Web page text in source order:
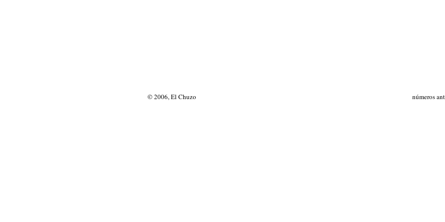
© 2006, El Chuzo números